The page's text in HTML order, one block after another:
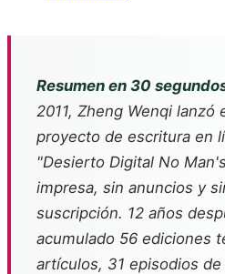
Resumen en 30
2011, Zheng Wenqi lanzó
proyecto de escritura en
"Desierto Digital No
impresa, sin anuncios y
suscripción. 12 años
acumulado 56 ediciones
artículos, 31 episodios